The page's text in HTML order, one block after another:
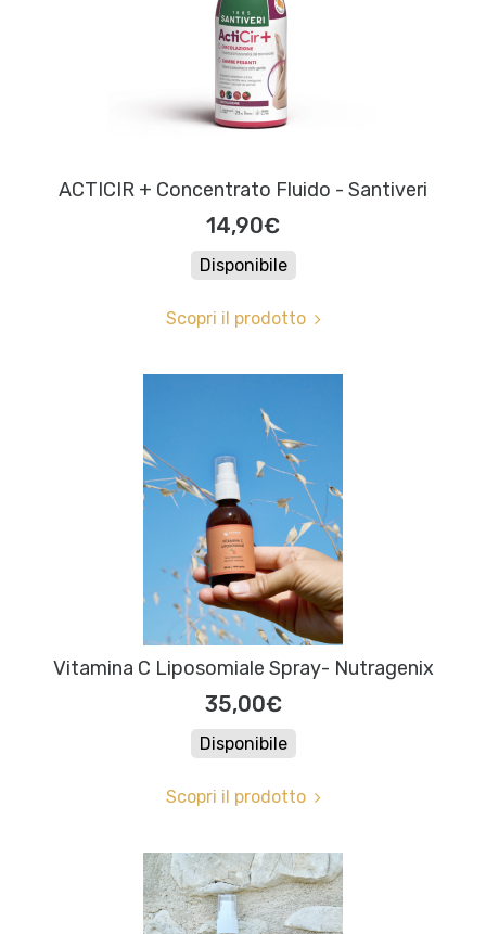
ACTICIR + Concentrato Fluido - Santiveri
14,90€
Disponibile
Scopri il prodotto
Vitamina C Liposomiale Spray- Nutragenix
35,00€
Disponibile
Scopri il prodotto